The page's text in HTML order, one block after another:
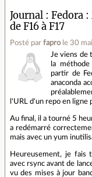
Journal
Fedora
de F16 à F17
Posté par fapro le 30
Je viens de
la
partir de
anaconda
l'URL d'un repo en ligne
Au final, il a tourné 5
a redémarré
mais avec un yum
Heureusement, je fais
avec rsync avant de
vu des mises à jour